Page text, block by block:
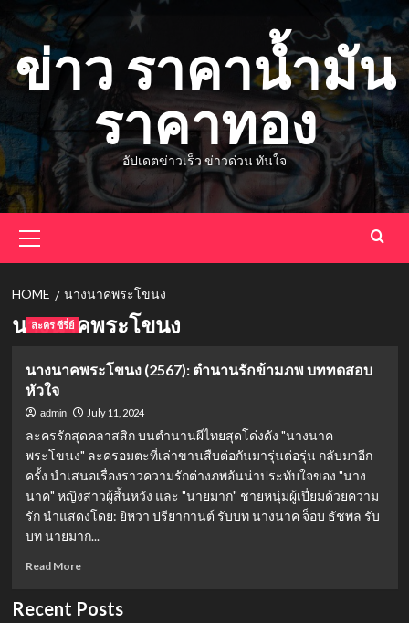
to
content
ข่าว ราคาน้ำมัน
ราคาทอง
อัปเดตข่าวเร็ว ข่าวด่วน ทันใจ
Menu
HOME นางนาคพระโขนง
นางนาคพระโขนง
ละคร ซีรี่ย์
นางนาคพระโขนง (2567): ตำนานรักข้ามภพ บททดสอบ
หัวใจ
admin July 11, 2024
ละครรักสุดคลาสสิก บนตำนานผีไทยสุดโด่งดัง "นางนาค
พระโขนง" ละครอมตะที่เล่าขานสืบต่อกันมารุ่นต่อรุ่น กลับมาอีก
ครั้ง นำเสนอเรื่องราวความรักต่างภพอันน่าประทับใจของ "นาง
นาค" หญิงสาวผู้สิ้นหวัง และ "นายมาก" ชายหนุ่มผู้เปี่ยมด้วยความ
รัก นำแสดงโดย: ยิหวา ปรียากานต์ รับบท นางนาค จ็อบ ธัชพล รับ
บท นายมาก...
Read MoreRead
นาง
Recent Posts